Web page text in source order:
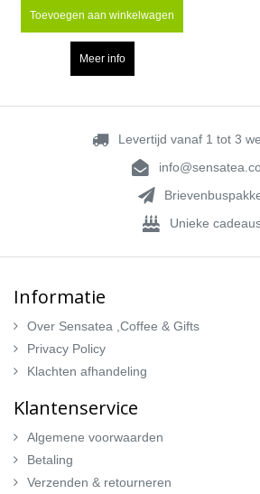
Toevoegen aan winkelwagen
Meer info
Levertijd vanaf 1 tot 3
Unieke
Informatie
Over Sensatea ,Coffee & Gifts
Privacy Policy
Klachten afhandeling
Klantenservice
Algemene voorwaarden
Betaling
Verzenden & retourneren